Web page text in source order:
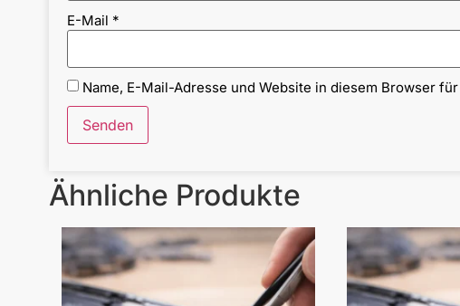
E-Mail *
Name, E-Mail-Adresse und Website in diesem Browser
Ähnliche Produkte